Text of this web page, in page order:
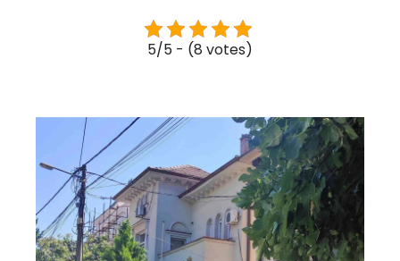
5/5 - (8 votes)